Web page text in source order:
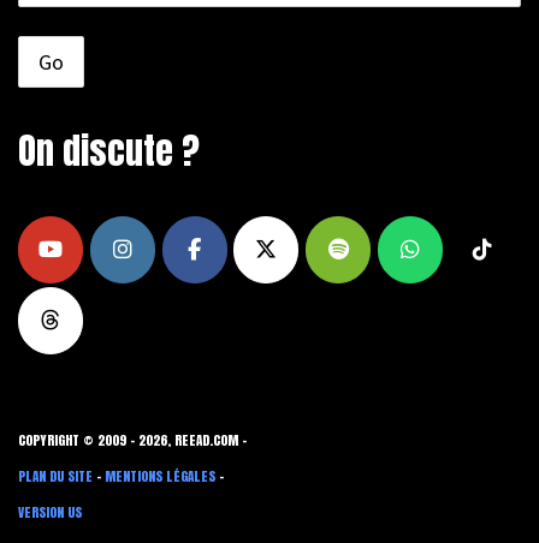
On discute ?
COPYRIGHT © 2009 - 2026, REEAD.COM -
PLAN DU SITE - MENTIONS LÉGALES -
VERSION US